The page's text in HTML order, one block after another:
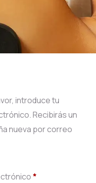
introduce tu
Recibirás un
nueva por correo
*